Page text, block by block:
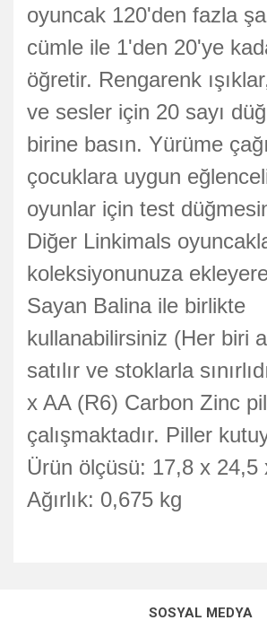
oyuncak 120'den fazla
cümle ile 1'den 20'ye
öğretir. Rengarenk
ve sesler için 20 sayı
birine basın. Yürüme
çocuklara uygun
oyunlar için test
Diğer Linkimals
koleksiyonunuza
Sayan Balina ile birlikte
kullanabilirsiniz (Her biri
satılır ve stoklarla
x AA (R6) Carbon Zinc
çalışmaktadır. Piller
Ürün ölçüsü: 17,8 x 24,5
Ağırlık: 0,675 kg
kullanarak tarafımıza iletebilirsiniz.
Görüş ve önerileriniz için teşekkür ederiz.
SOSYAL MEDYA